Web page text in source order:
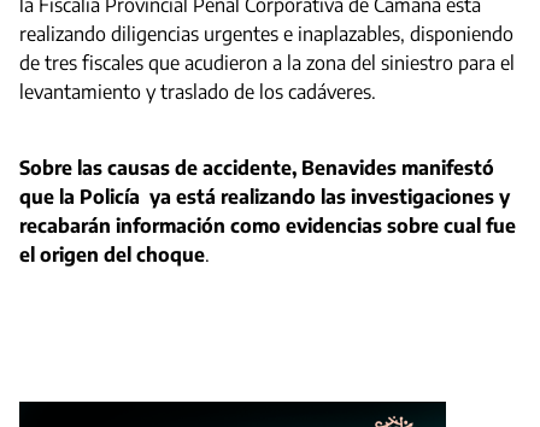
la Fiscalía Provincial Penal Corporativa de Camaná está
realizando diligencias urgentes e inaplazables, disponiendo
de tres fiscales que acudieron a la zona del siniestro para el
levantamiento y traslado de los cadáveres.
Sobre las causas de accidente, Benavides manifestó
que la Policía ya está realizando las investigaciones y
recabarán información como evidencias sobre cual fue
el origen del choque.